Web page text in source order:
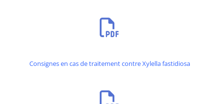
Consignes en cas de traitement contre Xylella fastidiosa